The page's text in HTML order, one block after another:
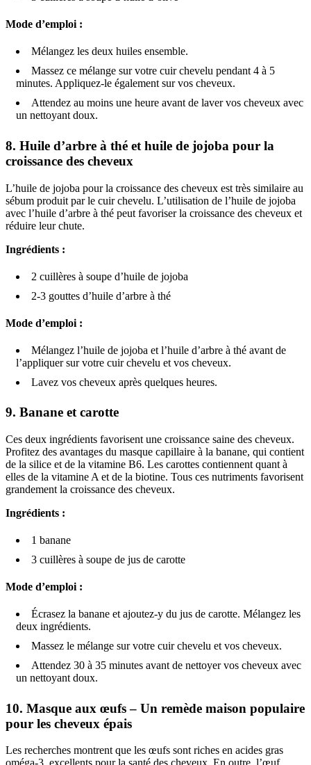
Mode d’emploi :
Mélangez les deux huiles ensemble.
Massez ce mélange sur votre cuir chevelu pendant 4 à 5
minutes. Appliquez-le également sur vos cheveux.
Attendez au moins une heure avant de laver vos cheveux avec
un nettoyant doux.
8. Huile d’arbre à thé et huile de jojoba pour la
croissance des cheveux
L’huile de jojoba pour la croissance des cheveux est très similaire au
sébum produit par le cuir chevelu. L’utilisation de l’huile de jojoba
avec l’huile d’arbre à thé peut favoriser la croissance des cheveux et
réduire leur chute.
Ingrédients :
2 cuillères à soupe d’huile de jojoba
2-3 gouttes d’huile d’arbre à thé
Mode d’emploi :
Mélangez l’huile de jojoba et l’huile d’arbre à thé avant de
l’appliquer sur votre cuir chevelu et vos cheveux.
Lavez vos cheveux après quelques heures.
9. Banane et carotte
Ces deux ingrédients favorisent une croissance saine des cheveux.
Profitez des avantages du masque capillaire à la banane, qui contient
de la silice et de la vitamine B6. Les carottes contiennent quant à
elles de la vitamine A et de la biotine. Tous ces nutriments favorisent
grandement la croissance des cheveux.
Ingrédients :
1 banane
3 cuillères à soupe de jus de carotte
Mode d’emploi :
Écrasez la banane et ajoutez-y du jus de carotte. Mélangez les
deux ingrédients.
Massez le mélange sur votre cuir chevelu et vos cheveux.
Attendez 30 à 35 minutes avant de nettoyer vos cheveux avec
un nettoyant doux.
10. Masque aux œufs – Un remède maison populaire
pour les cheveux épais
Les recherches montrent que les œufs sont riches en acides gras